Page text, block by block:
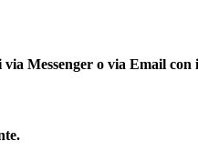
Messenger o via Email